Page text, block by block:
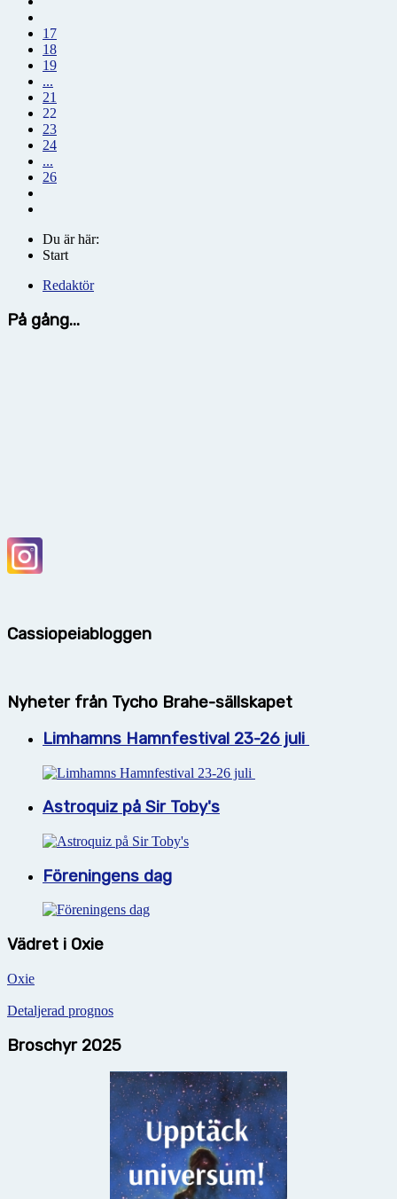
17
18
19
...
21
22
23
24
...
26
Du är här:
Start
Redaktör
På gång...
Cassiopeiabloggen
Nyheter från Tycho Brahe-sällskapet
Limhamns Hamnfestival 23-26 juli
Astroquiz på Sir Toby's
Föreningens dag
Vädret i Oxie
Oxie
Detaljerad prognos
Broschyr 2025